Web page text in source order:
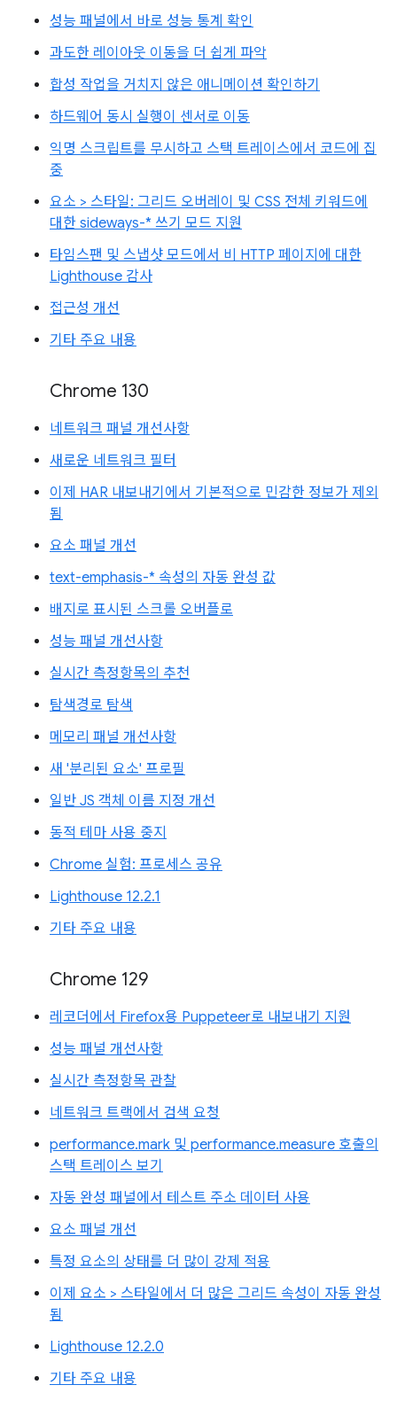
성능 패널에서 바로 성능 통계 확인
과도한 레이아웃 이동을 더 쉽게 파악
합성 작업을 거치지 않은 애니메이션 확인하기
하드웨어 동시 실행이 센서로 이동
익명 스크립트를 무시하고 스택 트레이스에서 코드에 집
중
요소 > 스타일: 그리드 오버레이 및 CSS 전체 키워드에
대한 sideways-* 쓰기 모드 지원
타임스팬 및 스냅샷 모드에서 비 HTTP 페이지에 대한
Lighthouse 감사
접근성 개선
기타 주요 내용
Chrome 130
네트워크 패널 개선사항
새로운 네트워크 필터
이제 HAR 내보내기에서 기본적으로 민감한 정보가 제외
됨
요소 패널 개선
text-emphasis-* 속성의 자동 완성 값
배지로 표시된 스크롤 오버플로
성능 패널 개선사항
실시간 측정항목의 추천
탐색경로 탐색
메모리 패널 개선사항
새 '분리된 요소' 프로필
일반 JS 객체 이름 지정 개선
동적 테마 사용 중지
Chrome 실험: 프로세스 공유
Lighthouse 12.2.1
기타 주요 내용
Chrome 129
레코더에서 Firefox용 Puppeteer로 내보내기 지원
성능 패널 개선사항
실시간 측정항목 관찰
네트워크 트랙에서 검색 요청
performance.mark 및 performance.measure 호출의
스택 트레이스 보기
자동 완성 패널에서 테스트 주소 데이터 사용
요소 패널 개선
특정 요소의 상태를 더 많이 강제 적용
이제 요소 > 스타일에서 더 많은 그리드 속성이 자동 완성
됨
Lighthouse 12.2.0
기타 주요 내용